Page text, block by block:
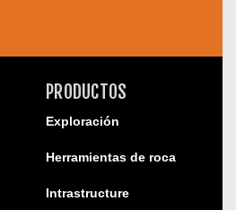
PRODUCTOS
Exploración
Herramientas de roca
Intrastructure